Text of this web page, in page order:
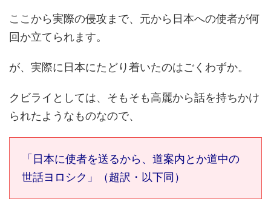
ここから実際の侵攻まで、元から日本への使者が何
回か立てられます。
が、実際に日本にたどり着いたのはごくわずか。
クビライとしては、そもそも高麗から話を持ちかけ
られたようなものなので、
「日本に使者を送るから、道案内とか道中の
世話ヨロシク」（超訳・以下同）